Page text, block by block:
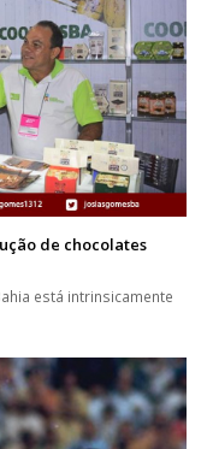
de chocolates
está intrinsicamente